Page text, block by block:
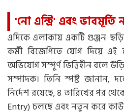
'নো এন্ট্রি' এবং
এদিকে এলাকায় একটি গুঞ্জন
কর্মী বিজেপিতে যোগ দিয়ে এই
অভিযোগ সম্পূর্ণ ভিত্তিহীন বলে
সম্পাদক। তিনি স্পষ্ট জানান,
নির্দেশ রয়েছে, ৪ তারিখের পর
Entry) চলছে এবং নতুন করে